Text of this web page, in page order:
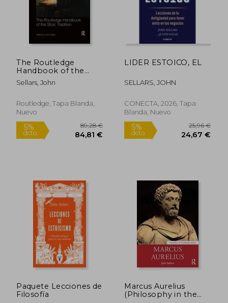
5%
dcto.
5%
dcto.
The Routledge
Handbook of the
Stoic Tradition (en
Inglés)
Sellars, John
Routledge, Tapa Blanda,
Nuevo
LIDER ESTOICO, EL
SELLARS, JOHN
CONECTA, 2026, Tapa
Blanda, Nuevo
Paquete Lecciones de
Filosofía
Marcus Aurelius
(Philosophy in the